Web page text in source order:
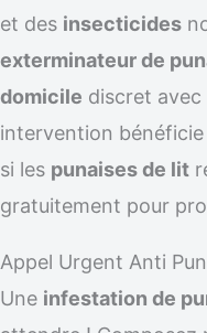
et des insecticides
exterminateur de
domicile discret avec
intervention
si les punaises de lit
gratuitement pour
Appel Urgent Anti
Une infestation de